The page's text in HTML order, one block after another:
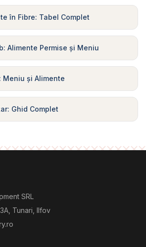
în Fibre: Tabel Complet
Alimente Permise și Meniu
Meniu și Alimente
Ghid Complet
SRL
Tunari, Ilfov